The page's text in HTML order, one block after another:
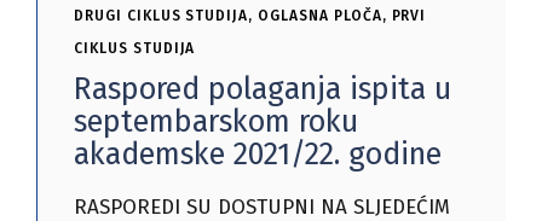
DRUGI CIKLUS STUDIJA, OGLASNA PLOČA, PRVI
CIKLUS STUDIJA
Raspored polaganja ispita u
septembarskom roku
akademske 2021/22. godine
RASPOREDI SU DOSTUPNI NA SLJEDEĆIM